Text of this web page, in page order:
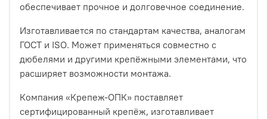
обеспечивает прочное и долговечное соединение.
Изготавливается по стандартам качества, аналогам
ГОСТ и ISO. Может применяться совместно с
дюбелями и другими крепёжными элементами, что
расширяет возможности монтажа.
Компания «Крепеж-ОПК» поставляет
сертифицированный крепёж, изготавливает